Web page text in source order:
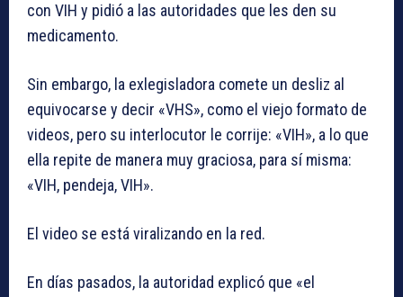
con VIH y pidió a las autoridades que les den su
medicamento.
Sin embargo, la exlegisladora comete un desliz al
equivocarse y decir «VHS», como el viejo formato de
videos, pero su interlocutor le corrije: «VIH», a lo que
ella repite de manera muy graciosa, para sí misma:
«VIH, pendeja, VIH».
El video se está viralizando en la red.
En días pasados, la autoridad explicó que «el